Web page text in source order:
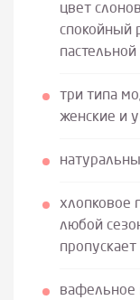
цвет
спокойный
три типа
женские и
хлопковое
любой
вафельное